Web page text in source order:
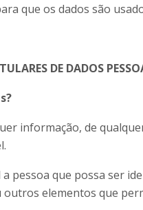
que os dados são
DE DADOS
informação, de
pessoa que possa ser
elementos que